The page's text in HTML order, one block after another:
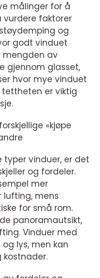
målinger for å
vurdere faktorer
og
godt vinduet
mengden av
gjennom glasset,
hvor mye vinduet
tettheten er viktig
«kjøpe
typer vinduer, er det
og fordeler.
mer
lufting, mens
for små rom.
panoramautsikt,
Vinduer med
lys, men kan
kostnader.